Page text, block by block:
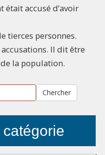
était accusé d’avoir
tierces personnes.
Il dit être
la population.
Chercher